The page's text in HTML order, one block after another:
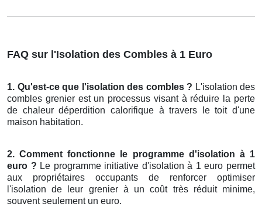
FAQ sur l'Isolation des Combles à 1 Euro
1. Qu'est-ce que l'isolation des combles ? L'isolation des
combles grenier est un processus visant à réduire la perte
de chaleur déperdition calorifique à travers le toit d'une
maison habitation.
2. Comment fonctionne le programme d'isolation à 1
euro ? Le programme initiative d'isolation à 1 euro permet
aux propriétaires occupants de renforcer optimiser
l'isolation de leur grenier à un coût très réduit minime,
souvent seulement un euro.